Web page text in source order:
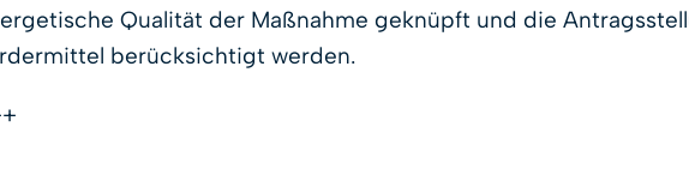
Qualität der Maßnahme geknüpft und die
berücksichtigt werden.